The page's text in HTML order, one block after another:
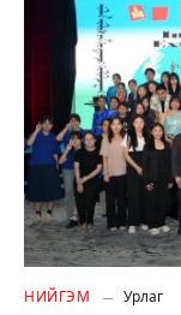
НИЙГЭМ Урлаг